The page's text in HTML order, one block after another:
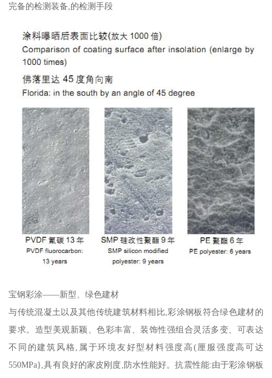
完备的检测装备,的检测手段
宝钢彩涂——新型、绿色建材
与传统混凝土以及其他传统建筑材料相比,彩涂钢板符合绿色建材的
要求。造型美观新颖、色彩丰富、装饰性强组合灵活多变、可表达
不同的建筑风格,属于环境友好型材料强度高(厘服强度高可达
550MPa},具有良好的家皮刚度,防水性能好。抗震性能:由于彩涂钢板